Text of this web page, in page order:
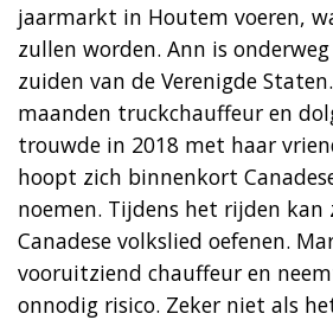
jaarmarkt in Houtem voeren,
zullen worden. Ann is
zuiden van de Verenigde
maanden truckchauffeur en
trouwde in 2018 met haar
hoopt zich binnenkort
noemen. Tijdens het rijden kan
Canadese volkslied oefenen.
vooruitziend chauffeur en
onnodig risico. Zeker niet als